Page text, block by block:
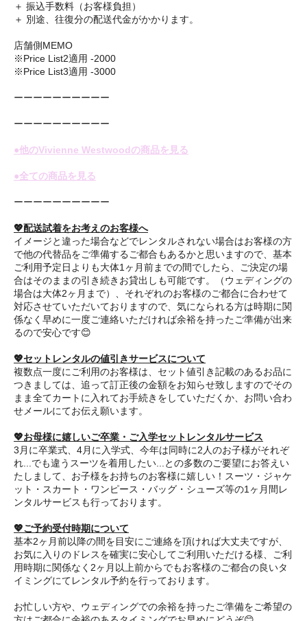
＋ 振込手数料（お客様負担）
＋ 別途、往復分の配送代金がかかります。
店舗側MEMO
※Price List2適用 -2000
※Price List3適用 -3000
ーーーーーーーーーー
ーーーーーーーーーー
●他のVivienne Westwoodの商品を見る
●全ての商品を見る
ーーーーーーーーーー
💖配送試着をお考えのお客様へ
イメージと違った場合などでレンタルされない場合はお客様の方
で他の代替品をご準備するご都合もあるかと思いますので、基本
ご利用予定日よりも大体1ヶ月前までの間でしたら、ご決定の場
合はそのままの引き続きお貸出しも可能です。（ウェディングの
場合は大体2ヶ月まで）、それぞれのお客様のご都合に合わせて
対応させていただいておりますので、気になられる方は時期に関
係なく早めに一度ご連絡いただければ余裕を持ったご準備が出来
るので安心です😊
💖セットレンタルの値引きサービスについて
複数点一度にご利用のお客様は、セット値引き記載のあるお品に
つきましては、追って訂正後の金額をお知らせ致しますのでその
まま全てカートに入れてお手続きをしていただくか、お問い合わ
せメールにてお伝え願います。
💖お母様に嬉しいご卒業・ご入学セットレンタルサービス
3月に卒業式、4月に入学式、今年は同時に2人のお子様がそれぞ
れ...でも違うスーツを着用したい...との多数のご要望にお答えい
たしまして、お子様をお持ちのお客様に嬉しい！スーツ・ジャケ
ット・スカート・ワンピース・バッグ・シューズ等の1ヶ月間レ
ンタルサービスも行っております。
💖ご予約受付時期について
基本2ヶ月前以降の間を目安にご連絡を頂ければ大丈夫ですが、
お気に入りのドレスを確実に安心してご利用いただける様、ご利
用時期に関係なく2ヶ月以上前からでもお客様のご都合の良いタ
イミングにてレンタル予約を行っております。
お忙しい方や、ウェディングでの余裕を持ったご準備をご希望の